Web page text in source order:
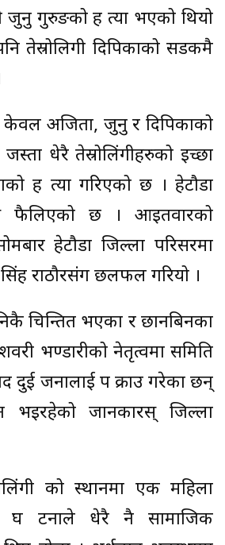
जुनु गुरुङको ह त्या भएको थियो
तेस्रोलिगी दिपिकाको सडकमै
अजिता, जुनु र दिपिकाको
जस्ता धेरै तेस्रोलिंगीहरुको इच्छा
ह त्या गरिएको छ । हेटौडा
फैलिएको छ । आइतवारको
हेटौडा जिल्ला परिसरमा
राठौरसंग छलफल गरियो ।
चिन्तित भएका र छानबिनका
भण्डारीको नेतृत्वमा समिति
दुई जनालाई प क्राउ गरेका छन्
भइरहेको जानकारस् जिल्ला
को स्थानमा एक महिला
टनाले धेरै नै सामाजिक